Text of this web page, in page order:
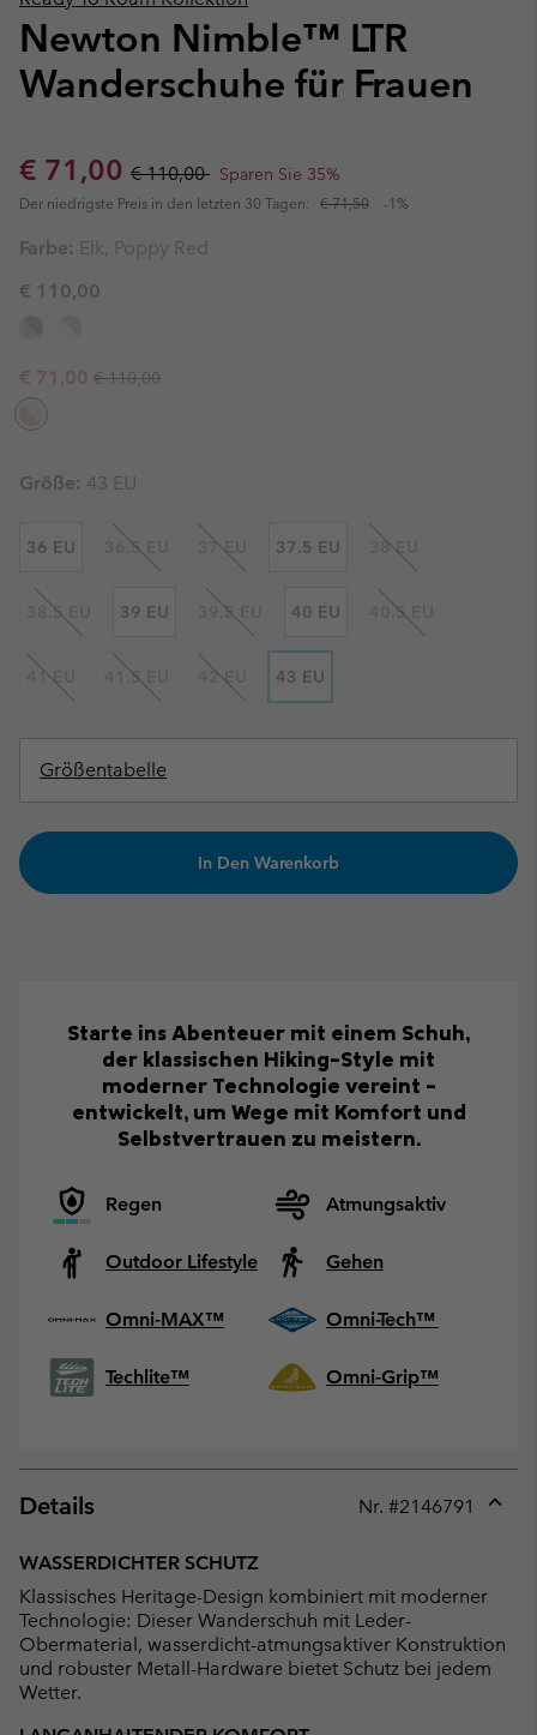
Newton Nimble™ LTR
Wanderschuhe für Frauen
Sale price:
€ 71,00 Regular price:
€ 110,00 Sparen Sie 35%
Der niedrigste Preis in den letzten 30 Tagen: € 71,50 -1%
Farbe: Elk, Poppy Red
€ 110,00
Sale price:
€ 71,00 Regular price:
€ 110,00
Größe: 43 EU
36 EU 36.5 EU 37 EU 37.5 EU 38 EU
38.5 EU 39 EU 39.5 EU 40 EU 40.5 EU
41 EU 41.5 EU 42 EU 43 EU
Größentabelle
In Den Warenkorb
Starte ins Abenteuer mit einem Schuh,
der klassischen Hiking-Style mit
moderner Technologie vereint –
entwickelt, um Wege mit Komfort und
Selbstvertrauen zu meistern.
Regen Atmungsaktiv
Outdoor Lifestyle Gehen
Omni-MAX™ Omni-Tech™
Techlite™ Omni-Grip™
Details Nr. #2146791
WASSERDICHTER SCHUTZ
Klassisches Heritage-Design kombiniert mit moderner
Technologie: Dieser Wanderschuh mit Leder-
Obermaterial, wasserdicht-atmungsaktiver Konstruktion
und robuster Metall-Hardware bietet Schutz bei jedem
Wetter.